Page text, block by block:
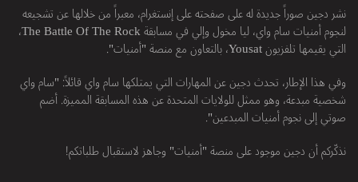
نشر دجين صوراً جديدة له على صفحته على إنستغرام، معبراً من خلالها عن تشجيعه
لنجوم أمنيات سام واي، ليا مخول وإلي في مسابقة The Battle Of The Rock،
التي يقيمها تلفزيون Yousat، بالتعاون مع منصة "أمنيات".
وفي هذا الإطار، تحدث دجين عن المهارات التي يمتلكها سام واي قائلاً: "سام واي
شخصية مبدعة، وهو ممثل للولايات المتحدة عن هذه المسابقة المميزة. أضم
صوتي إلى نجوم أمنيات المبدعين".
نذكّركم أن دجين موجود على منصة "أمنيات" وجاهز لاستقبال طلباتكم!